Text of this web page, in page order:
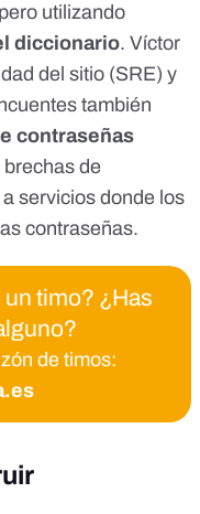
utilizando
diccionario. Víctor
del sitio (SRE) y
también
contraseñas
de
servicios donde los
contraseñas.
timo? ¿Has
de timos: